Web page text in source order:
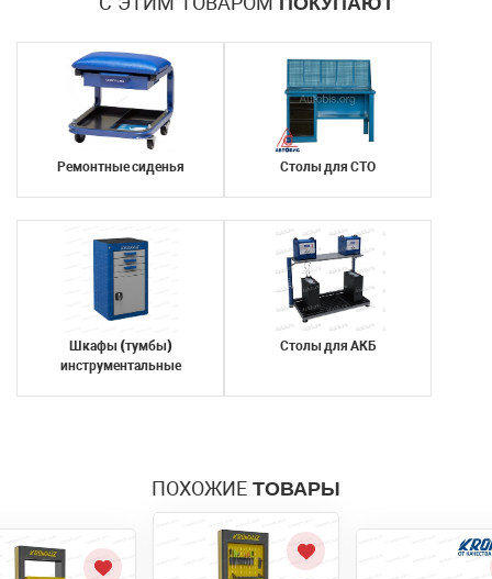
Ремонтные сиденья Столы для СТО
Шкафы (тумбы)
инструментальные
Столы для АКБ
ПОХОЖИЕ ТОВАРЫ